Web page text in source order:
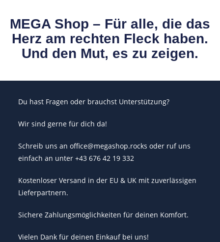
MEGA Shop – Für alle, die das
Herz am rechten Fleck haben.
Und den Mut, es zu zeigen.
Du hast Fragen oder brauchst Unterstützung?
Wir sind gerne für dich da!
Schreib uns an office@megashop.rocks oder ruf uns
einfach an unter +43 676 42 19 332
Kostenloser Versand in der EU & UK mit zuverlässigen
Lieferpartnern.
Sichere Zahlungsmöglichkeiten für deinen Komfort.
Vielen Dank für deinen Einkauf bei uns!